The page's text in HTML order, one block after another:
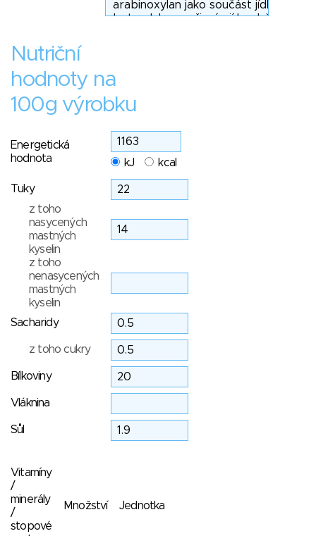
Nutriční
hodnoty na
100g výrobku
Energetická
hodnota
kJ kcal
Tuky
z toho
nasycených
mastných
kyselin
z toho
nenasycených
mastných
kyselin
Sacharidy
z toho cukry
Bílkoviny
Vláknina
Sůl
Vitamíny
/
minerály
/
stopové
Množství Jednotka